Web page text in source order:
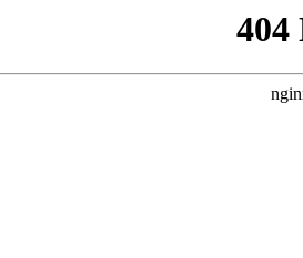
404